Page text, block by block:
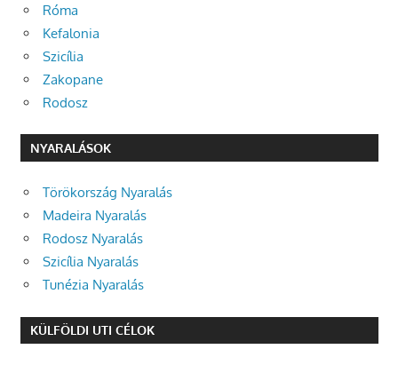
Róma
Kefalonia
Szicília
Zakopane
Rodosz
NYARALÁSOK
Törökország Nyaralás
Madeira Nyaralás
Rodosz Nyaralás
Szicília Nyaralás
Tunézia Nyaralás
KÜLFÖLDI UTI CÉLOK